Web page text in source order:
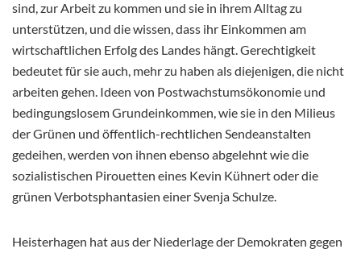
sind, zur Arbeit zu kommen und sie in ihrem Alltag zu
unterstützen, und die wissen, dass ihr Einkommen am
wirtschaftlichen Erfolg des Landes hängt. Gerechtigkeit
bedeutet für sie auch, mehr zu haben als diejenigen, die nicht
arbeiten gehen. Ideen von Postwachstumsökonomie und
bedingungslosem Grundeinkommen, wie sie in den Milieus
der Grünen und öffentlich-rechtlichen Sendeanstalten
gedeihen, werden von ihnen ebenso abgelehnt wie die
sozialistischen Pirouetten eines Kevin Kühnert oder die
grünen Verbotsphantasien einer Svenja Schulze.
Heisterhagen hat aus der Niederlage der Demokraten gegen